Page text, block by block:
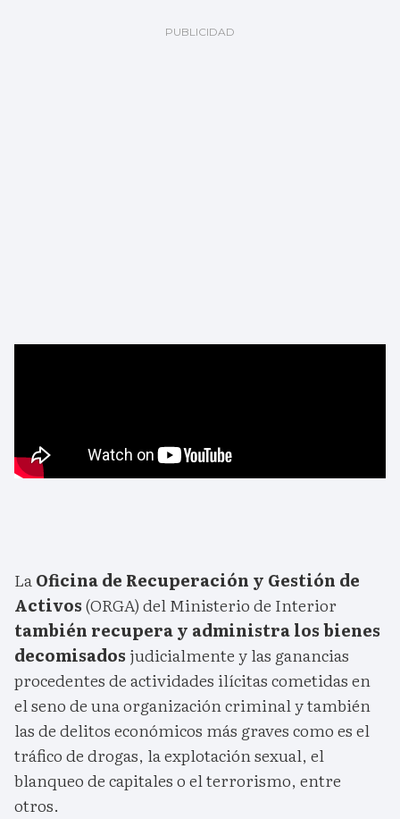
LaOficina de Recuperación y Gestión de
Activos(ORGA) del Ministerio de Interior
también recupera y administra los bienes
decomisados judicialmente y las ganancias
procedentes de actividades ilícitas cometidas en
el seno de una organización criminal y también
las de delitos económicos más graves como es el
tráfico de drogas, la explotación sexual, el
blanqueo de capitales o el terrorismo, entre
otros.